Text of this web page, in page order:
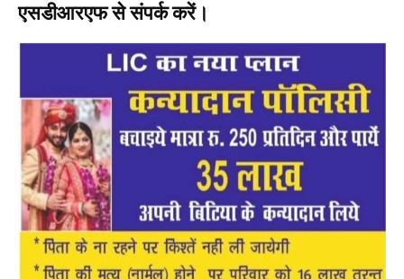
एसडीआरएफ से संपर्क करें।